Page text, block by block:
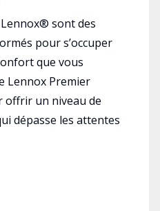
sont des
pour s’occuper
que vous
Lennox Premier
offrir un niveau de
dépasse les attentes